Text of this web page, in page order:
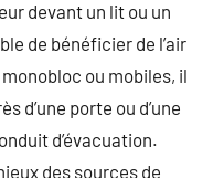
devant un lit ou un
de bénéficier de l’air
ou mobiles, il
d’une porte ou d’une
d’évacuation.
des sources de